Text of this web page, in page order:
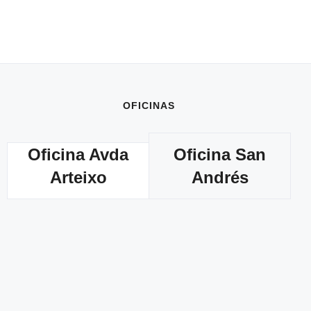
OFICINAS
Oficina Avda
Arteixo
Oficina San
Andrés